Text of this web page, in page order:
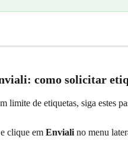
como solicitar
limite de etiquetas, siga estes
clique em Enviali no menu